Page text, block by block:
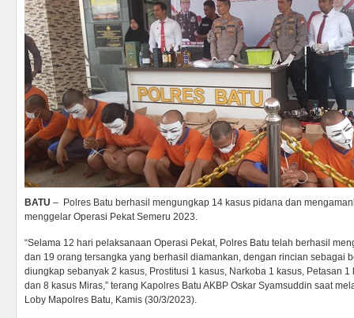
BATU – Polres Batu berhasil mengungkap 14 kasus pidana dan
menggelar Operasi Pekat Semeru 2023.
“Selama 12 hari pelaksanaan Operasi Pekat, Polres Batu telah berhasil
dan 19 orang tersangka yang berhasil diamankan, dengan rincian sebagai
diungkap sebanyak 2 kasus, Prostitusi 1 kasus, Narkoba 1 kasus, Petasan
dan 8 kasus Miras,” terang Kapolres Batu AKBP Oskar Syamsuddin saat
Loby Mapolres Batu, Kamis (30/3/2023).